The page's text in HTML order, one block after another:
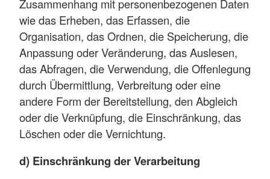
Zusammenhang mit personenbezogenen Daten
wie das Erheben, das Erfassen, die
Organisation, das Ordnen, die Speicherung, die
Anpassung oder Veränderung, das Auslesen,
das Abfragen, die Verwendung, die Offenlegung
durch Übermittlung, Verbreitung oder eine
andere Form der Bereitstellung, den Abgleich
oder die Verknüpfung, die Einschränkung, das
Löschen oder die Vernichtung.
d) Einschränkung der Verarbeitung